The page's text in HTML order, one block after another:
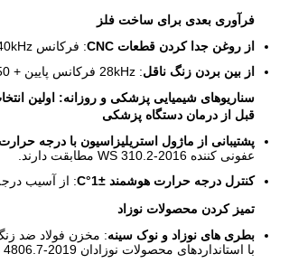
فرآوری بعدی برای ساخت فلز
از روغن جدا کردن قطعات CNC
: فرکانس 40kHz + قدرت 1000W بقایای مایع برش را در 20 دقیقه (سرعت حذف > 99٪) ، 5 برابر کارآمدتر از برس دستی حذف می کند.
از بین بردن زنگ ناقل: 28kHz فرکانس پایین + 50°C دمای ثابت با نوارهای ضد زنگ فوق صوتی لایه اکسید Fe3O4 در 30 دقیقه، کاهش مصرف مواد شیمیایی 70٪ و محتوای آهن آب فاضلاب < 5ppm.
سناریوهای شیمیایی پزشکی و روزانه: اولین
قبل از درمان دستگاه پزشکی
پشتیبانی از ماژول استریلیزاسیون با درجه حرارت بالا 134 درجه سانتیگراد
عفونی کننده WS 310.2-2016 مطابقت دارند.
کنترل درجه حرارت هوشمند ±1°C
: از آسیب
تمیز کردن محصولات نوزاد
بطری های نوزاد و نوک سینه
با استانداردهای محصولات نوزادان GB 4806.7-2019).